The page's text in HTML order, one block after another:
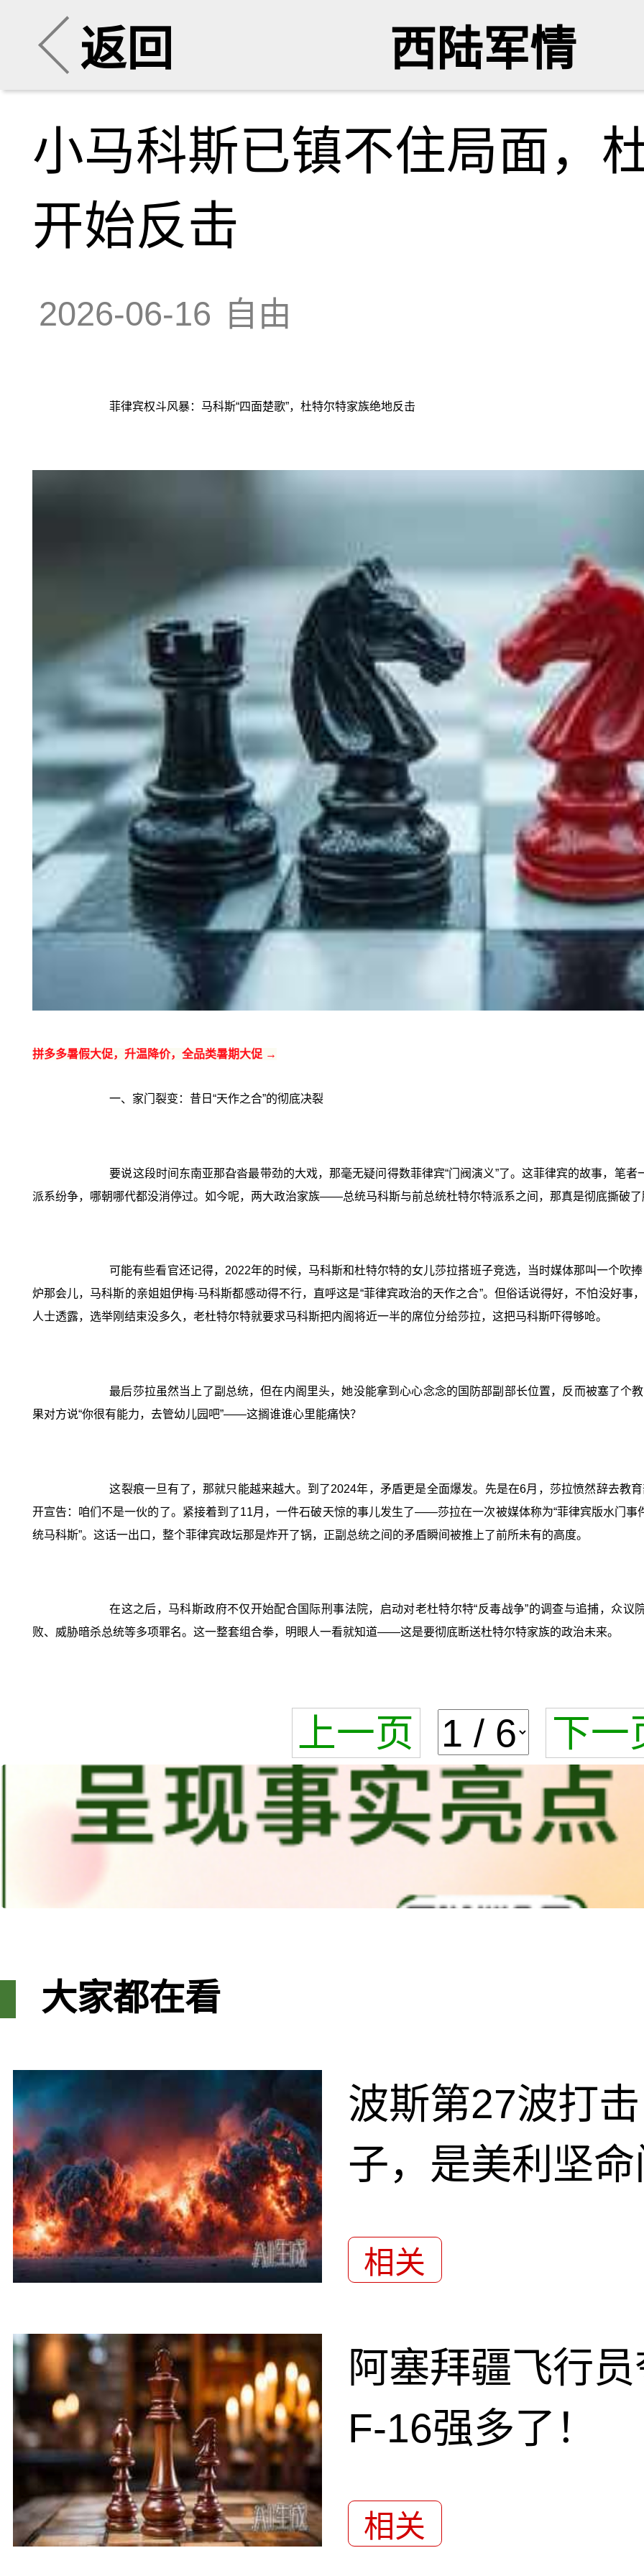
返回 西陆军情
小马科斯已镇不住局面，
开始反击
2026-06-16 自由
菲律宾权斗风暴：马科斯“四面楚歌”，杜特尔特家族绝地反击
拼多多暑假大促，升温降价，全品类暑期大促 →
一、家门裂变：昔日“天作之合”的彻底决裂
要说这段时间东南亚那旮沓最带劲的大戏，那毫无疑问得数菲律宾“门阀演义”了。这菲律宾的故事，笔
派系纷争，哪朝哪代都没消停过。如今呢，两大政治家族——总统马科斯与前总统杜特尔特派系之间，那真是彻底撕破
可能有些看官还记得，2022年的时候，马科斯和杜特尔特的女儿莎拉搭班子竞选，当时媒体那叫一个吹
炉那会儿，马科斯的亲姐姐伊梅·马科斯都感动得不行，直呼这是“菲律宾政治的天作之合”。但俗话说得好，不怕没好
人士透露，选举刚结束没多久，老杜特尔特就要求马科斯把内阁将近一半的席位分给莎拉，这把马科斯吓得够呛。
最后莎拉虽然当上了副总统，但在内阁里头，她没能拿到心心念念的国防部副部长位置，反而被塞了个
果对方说“你很有能力，去管幼儿园吧”——这搁谁谁心里能痛快？
这裂痕一旦有了，那就只能越来越大。到了2024年，矛盾更是全面爆发。先是在6月，莎拉愤然辞去教
开宣告：咱们不是一伙的了。紧接着到了11月，一件石破天惊的事儿发生了——莎拉在一次被媒体称为“菲律宾版水门事
统马科斯”。这话一出口，整个菲律宾政坛那是炸开了锅，正副总统之间的矛盾瞬间被推上了前所未有的高度。
在这之后，马科斯政府不仅开始配合国际刑事法院，启动对老杜特尔特“反毒战争”的调查与追捕，众
败、威胁暗杀总统等多项罪名。这一整套组合拳，明眼人一看就知道——这是要彻底断送杜特尔特家族的政治未来。
上一页 下一
大家都在看
波斯第27波打
子，是美利坚
相关
阿塞拜疆飞行
F-16强多了！
相关